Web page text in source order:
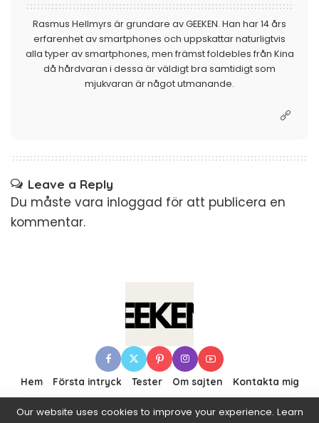
Rasmus Hellmyrs är grundare av GEEKEN. Han har 14 års
erfarenhet av smartphones och uppskattar naturligtvis
alla typer av smartphones, men främst foldebles från Kina
då hårdvaran i dessa är väldigt bra samtidigt som
mjukvaran är något utmanande.
Leave a Reply
Du måste vara inloggad för att publicera en
kommentar.
Hem Första intryck Tester Om sajten Kontakta mig
Our website uses cookies to improve your experience. Learn